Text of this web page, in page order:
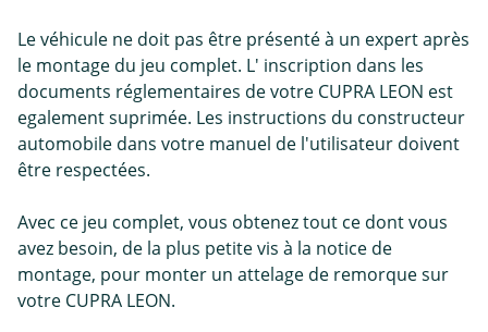
Le véhicule ne doit pas être présenté à un expert après
le montage du jeu complet. L' inscription dans les
documents réglementaires de votre CUPRA LEON est
egalement suprimée. Les instructions du constructeur
automobile dans votre manuel de l'utilisateur doivent
être respectées.
Avec ce jeu complet, vous obtenez tout ce dont vous
avez besoin, de la plus petite vis à la notice de
montage, pour monter un attelage de remorque sur
votre CUPRA LEON.